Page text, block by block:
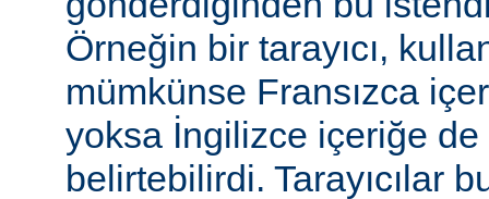
Örneğin bir tarayıcı,
mümkünse Fransızca
yoksa İngilizce içeriğe de
belirtebilirdi. Tarayıcılar